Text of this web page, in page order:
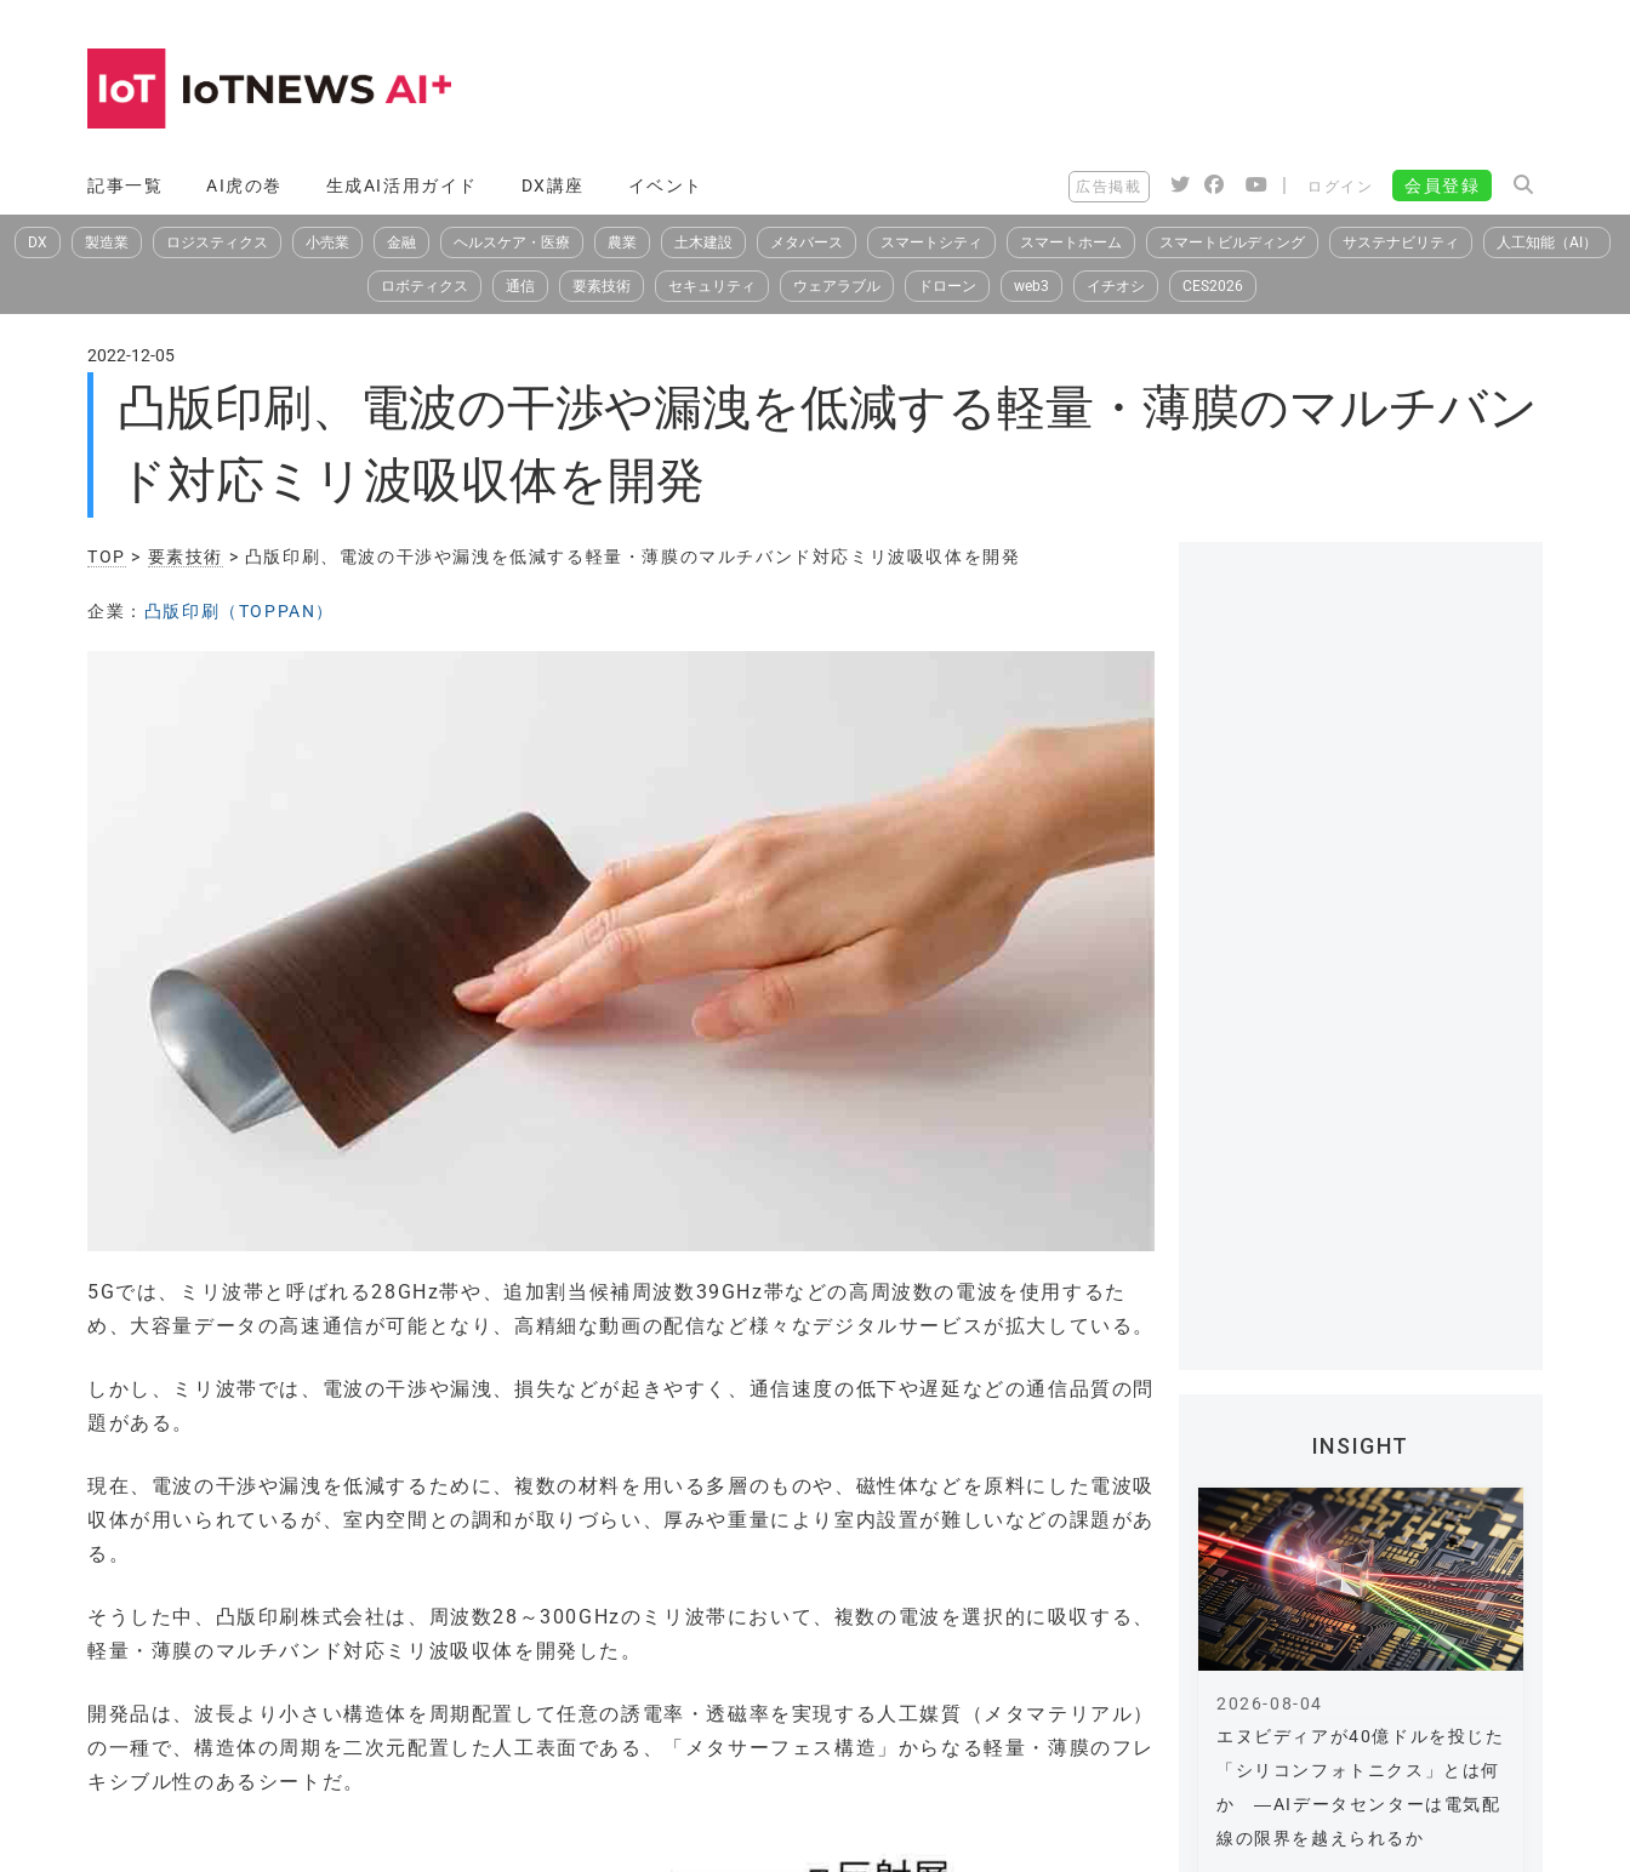
へ
ス
記事一覧 AI虎の巻 生成AI活用ガイド DX講座 イベント 広告掲載 | ログイン 会員登録
DX 製造業 ロジスティクス 小売業 金融 ヘルスケア・医療 農業 土木建設 メタバース スマートシティ スマートホーム スマートビルディング サステナビリティ 人工知能（AI）
ロボティクス 通信 要素技術 セキュリティ ウェアラブル ドローン web3 イチオシ CES2026
2022-12-05
凸版印刷、電波の干渉や漏洩を低減する軽量・薄膜のマルチバン
ド対応ミリ波吸収体を開発
TOP > 要素技術 > 凸版印刷、電波の干渉や漏洩を低減する軽量・薄膜のマルチバンド対応ミリ波吸収体を開発
企業： 凸版印刷（TOPPAN）
5Gでは、ミリ波帯と呼ばれる28GHz帯や、追加割当候補周波数39GHz帯などの高周波数の電波を使用するた
め、大容量データの高速通信が可能となり、高精細な動画の配信など様々なデジタルサービスが拡大している。
しかし、ミリ波帯では、電波の干渉や漏洩、損失などが起きやすく、通信速度の低下や遅延などの通信品質の問
題がある。
現在、電波の干渉や漏洩を低減するために、複数の材料を用いる多層のものや、磁性体などを原料にした電波吸
収体が用いられているが、室内空間との調和が取りづらい、厚みや重量により室内設置が難しいなどの課題があ
る。
そうした中、凸版印刷株式会社は、周波数28～300GHzのミリ波帯において、複数の電波を選択的に吸収する、
軽量・薄膜のマルチバンド対応ミリ波吸収体を開発した。
開発品は、波長より小さい構造体を周期配置して任意の誘電率・透磁率を実現する人工媒質（メタマテリアル）
の一種で、構造体の周期を二次元配置した人工表面である、「メタサーフェス構造」からなる軽量・薄膜のフレ
キシブル性のあるシートだ。
INSIGHT
エヌビディアが40億ドルを投じた
「シリコンフォトニクス」とは何
か ―AIデータセンターは電気配
線の限界を越えられるか
2026-08-04